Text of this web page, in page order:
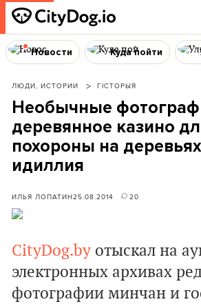
Новости Куда пойти
ЛЮДИ, ИСТОРИИ ГІСТОРЫЯ
Необычные
деревянное казино
похороны на
идиллия
ИЛЬЯ ЛОПАТИН25.08.2014 20
CityDog.by отыскал на
электронных архивах
фотографии минчан и